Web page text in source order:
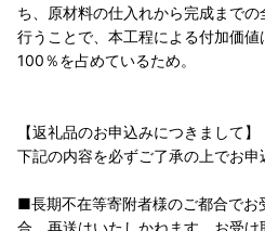
ち、原材料の仕入れから完成まで
行うことで、本工程による付加価
100％を占めているため。
【返礼品のお申込みにつきまして】
下記の内容を必ずご了承の上でお申
■長期不在等寄附者様のご都合でお